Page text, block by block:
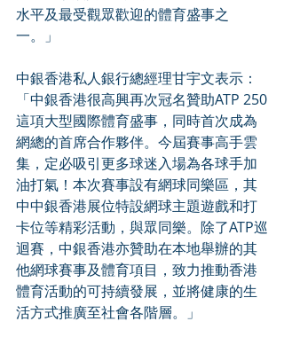
水平及最受觀眾歡迎的體育盛事之
一。」
中銀香港私人銀行總經理甘宇文表示：
「中銀香港很高興再次冠名贊助ATP 250
這項大型國際體育盛事，同時首次成為
網總的首席合作夥伴。今屆賽事高手雲
集，定必吸引更多球迷入場為各球手加
油打氣！本次賽事設有網球同樂區，其
中中銀香港展位特設網球主題遊戲和打
卡位等精彩活動，與眾同樂。除了ATP巡
迴賽，中銀香港亦贊助在本地舉辦的其
他網球賽事及體育項目，致力推動香港
體育活動的可持續發展，並將健康的生
活方式推廣至社會各階層。」